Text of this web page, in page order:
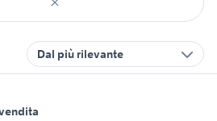
Dal più rilevante